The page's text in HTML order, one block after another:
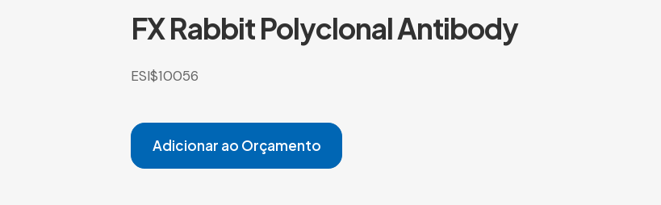
FX Rabbit Polyclonal Antibody
ESI$10056
Adicionar ao Orçamento